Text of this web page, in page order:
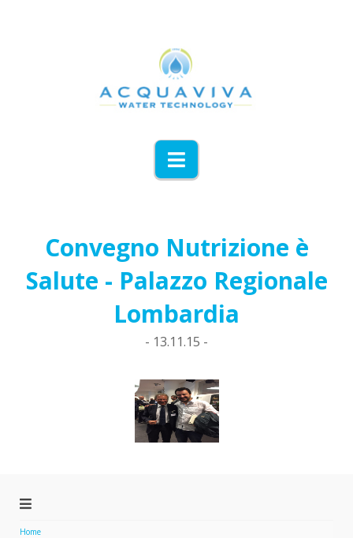
Navigation
Convegno Nutrizione è
Salute - Palazzo Regionale
Lombardia
- 13.11.15 -
Home